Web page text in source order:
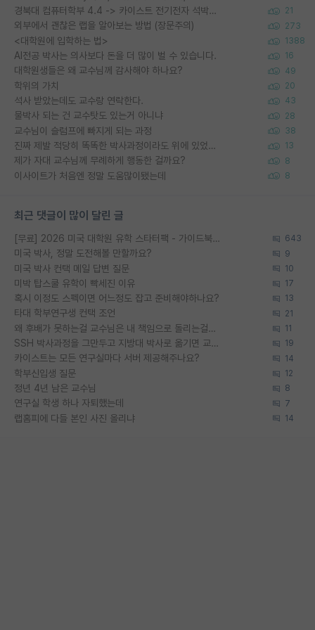
경북대 컴퓨터학부 4.4 -> 카이스트 전기전자 석박사통합과정 합격 21
외부에서 괜찮은 랩을 알아보는 방법 (장문주의) 273
<대학원에 입학하는 법> 1388
AI전공 박사는 의사보다 돈을 더 많이 벌 수 있습니다. 16
대학원생들은 왜 교수님께 감사해야 하나요? 49
학위의 가치 20
석사 받았는데도 교수랑 연락한다. 43
물박사 되는 건 교수탓도 있는거 아니냐 28
교수님이 슬럼프에 빠지게 되는 과정 38
진짜 제발 적당히 똑똑한 박사과정이라도 위에 있었으면.. 13
제가 자대 교수님께 무례하게 행동한 걸까요? 8
이사이트가 처음엔 정말 도움많이됐는데 8
최근 댓글이 많이 달린 글
[무료] 2026 미국 대학원 유학 스타터팩 - 가이드북 & 합격자 컨택메일 템플릿 643
미국 박사, 정말 도전해볼 만할까요? 9
미국 박사 컨택 메일 답변 질문 10
미박 탑스쿨 유학이 빡세진 이유 17
혹시 이정도 스펙이면 어느정도 잡고 준비해야하나요? 13
타대 학부연구생 컨택 조언 21
왜 후배가 못하는걸 교수님은 내 책임으로 돌리는걸까요? 11
SSH 박사과정을 그만두고 지방대 박사로 옮기면 교수의 꿈은 끝일까요? 19
카이스트는 모든 연구실마다 서버 제공해주나요? 14
학부신입생 질문 12
정년 4년 남은 교수님 8
연구실 학생 하나 자퇴했는데 7
랩홈피에 다들 본인 사진 올리냐 14